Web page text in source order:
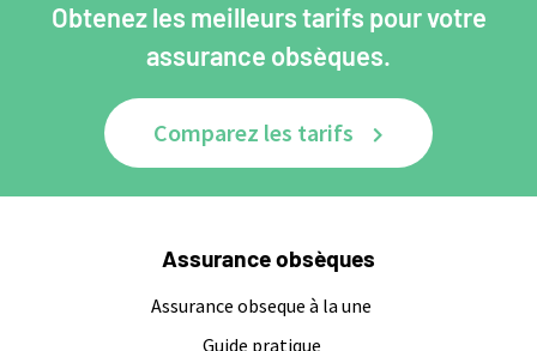
Obtenez les meilleurs tarifs pour votre
assurance obsèques.
Comparez les tarifs
Assurance obsèques
Assurance obseque à la une
Guide pratique